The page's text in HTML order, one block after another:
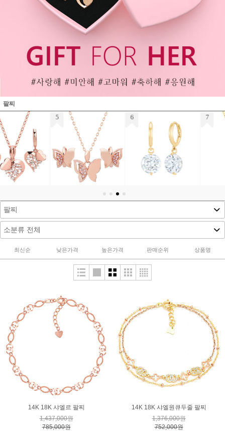
팔찌
884,000원
422,000원
1,848,000원
931,200원
613,000원
325,000원
최신순 낮은가격 높은가격 판매순위 상품명
14K 18K 샤엘르 팔찌
1,437,000원
785,000원
14K 18K 샤엘원큐두줄 팔찌
1,376,000원
752,000원